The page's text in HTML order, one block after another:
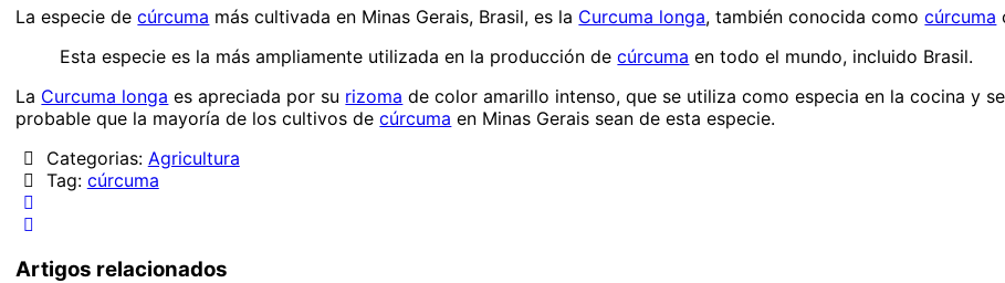
La especie decúrcuma más cultivada en Minas Gerais, Brasil, es la Curcuma longa, también conocida comocúrcuma
Esta especie es la más ampliamente utilizada en la producción decúrcuma en todo el mundo, incluido Brasil.
La Curcuma longa es apreciada por su rizoma de color amarillo intenso, que se utiliza como especia en la cocina y
probable que la mayoría de los cultivos decúrcuma en Minas Gerais sean de esta especie.
Categorias: Agricultura
Tag: cúrcuma
Artigos relacionados